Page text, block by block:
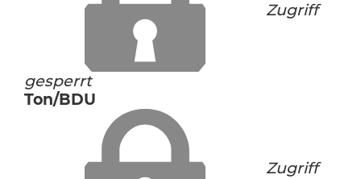
Zugriff
gesperrt
Ton/BDU
Zugriff